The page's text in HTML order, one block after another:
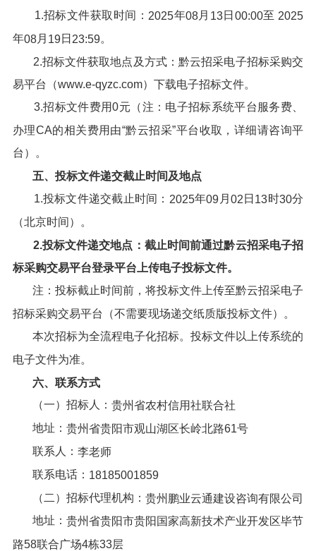
1.招标文件获取时间： 2025年08月 13日 00:00至 2025
年08月 19日 23:59。
2.招标文件获取地点及方式：黔云招采电子招标采购交
易平台（www.e-qyzc.com）下载电子招标文件。
3.招标文件费用0元（注：电子招标系统平台服务费、
办理CA的相关费用由“黔云招采”平台收取，详细请咨询平
台）。
五、投标文件递交截止时间及地点
1.投标文件递交截止时间： 2025年09 月 02 日 13时30分
（北京时间）。
2.投标文件递交地点：截止时间前通过黔云招采电子招
标采购交易平台登录平台上传电子投标文件。
注：投标截止时间前，将投标文件上传至黔云招采电子
招标采购交易平台（不需要现场递交纸质版投标文件）。
本次招标为全流程电子化招标。投标文件以上传系统的
电子文件为准。
六、 联系方式
（一）招标人： 贵州省农村信用社联合社
地址： 贵州省贵阳市观山湖区长岭北路61号
联系人： 李老师
联系电话： 18185001859
（二）招标代理机构： 贵州鹏业云通建设咨询有限公司
地址： 贵州省贵阳市贵阳国家高新技术产业开发区毕节
路58联合广场4栋33层